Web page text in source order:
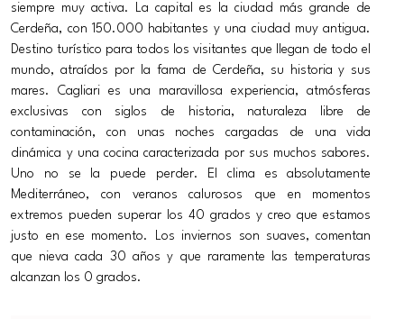
siempre muy activa. La capital es la ciudad más grande de
Cerdeña, con 150.000 habitantes y una ciudad muy antigua.
Destino turístico para todos los visitantes que llegan de todo el
mundo, atraídos por la fama de Cerdeña, su historia y sus
mares. Cagliari es una maravillosa experiencia, atmósferas
exclusivas con siglos de historia, naturaleza libre de
contaminación, con unas noches cargadas de una vida
dinámica y una cocina caracterizada por sus muchos sabores.
Uno no se la puede perder. El clima es absolutamente
Mediterráneo, con veranos calurosos que en momentos
extremos pueden superar los 40 grados y creo que estamos
justo en ese momento. Los inviernos son suaves, comentan
que nieva cada 30 años y que raramente las temperaturas
alcanzan los 0 grados.